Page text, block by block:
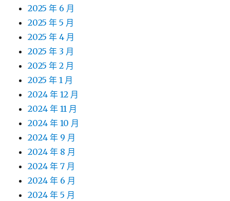
2025 年 6 月
2025 年 5 月
2025 年 4 月
2025 年 3 月
2025 年 2 月
2025 年 1 月
2024 年 12 月
2024 年 11 月
2024 年 10 月
2024 年 9 月
2024 年 8 月
2024 年 7 月
2024 年 6 月
2024 年 5 月